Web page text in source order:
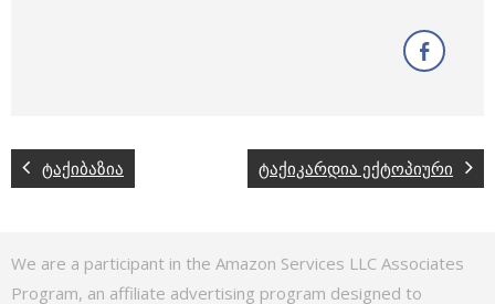
ტაქიბაზია ტაქიკარდია ექტოპიური
We are a participant in the Amazon Services LLC Associates
Program, an affiliate advertising program designed to